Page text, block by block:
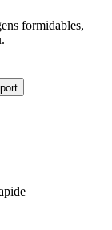
formidables,